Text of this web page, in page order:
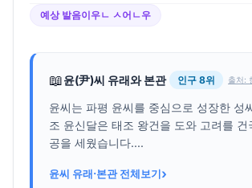
예상 발음이우ㄴ ㅅ어ㄴ우
📖윤(尹)씨 유래와 본관 인구 8위 출처:
윤씨는 파평 윤씨를 중심으로 성장한 성
조 윤신달은 태조 왕건을 도와 고려를 건
공을 세웠습니다....
윤씨 유래·본관 전체보기›